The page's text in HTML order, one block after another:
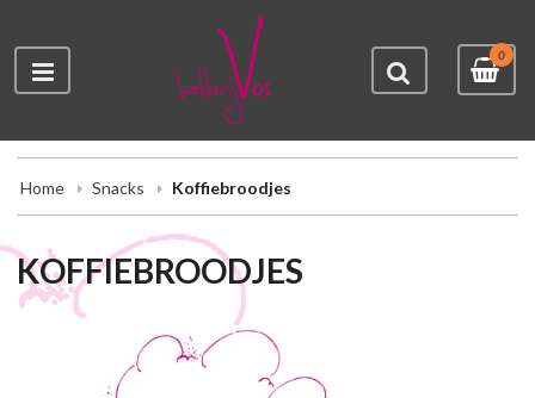
0
Home Snacks Koffiebroodjes
KOFFIEBROODJES